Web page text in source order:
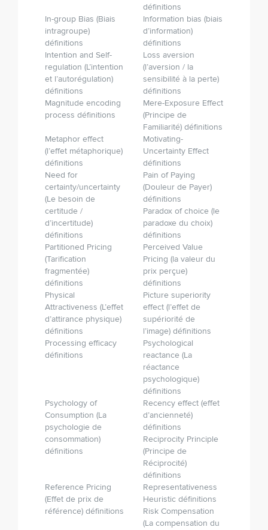
définitions
In-group Bias (Biais
intragroupe)
définitions
Information bias (biais
d’information)
définitions
Intention and Self-
regulation (L’intention
et l’autorégulation)
définitions
Loss aversion
(l’aversion / la
sensibilité à la perte)
définitions
Magnitude encoding
process définitions
Mere-Exposure Effect
(Principe de
Familiarité) définitions
Metaphor effect
(l’effet métaphorique)
définitions
Motivating-
Uncertainty Effect
définitions
Need for
certainty/uncertainty
(Le besoin de
certitude /
d’incertitude)
définitions
Pain of Paying
(Douleur de Payer)
définitions
Paradox of choice (le
paradoxe du choix)
définitions
Partitioned Pricing
(Tarification
fragmentée)
définitions
Perceived Value
Pricing (la valeur du
prix perçue)
définitions
Physical
Attractiveness (L’effet
d’attirance physique)
définitions
Picture superiority
effect (l’effet de
supériorité de
l’image) définitions
Processing efficacy
définitions
Psychological
reactance (La
réactance
psychologique)
définitions
Psychology of
Consumption (La
psychologie de
consommation)
définitions
Recency effect (effet
d’ancienneté)
définitions
Reciprocity Principle
(Principe de
Réciprocité)
définitions
Reference Pricing
(Effet de prix de
référence) définitions
Representativeness
Heuristic définitions
Risk Compensation
(La compensation du